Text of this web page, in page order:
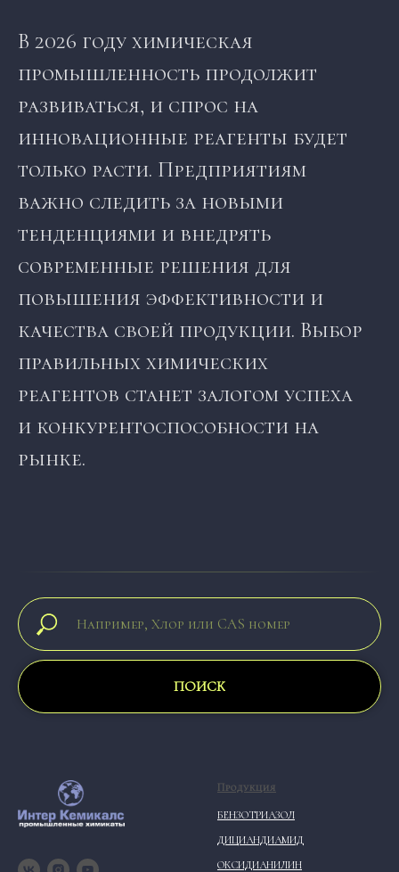
В 2026 году химическая
промышленность продолжит
развиваться, и спрос на
инновационные реагенты будет
только расти. Предприятиям
важно следить за новыми
тенденциями и внедрять
современные решения для
повышения эффективности и
качества своей продукции. Выбор
правильных химических
реагентов станет залогом успеха
и конкурентоспособности на
рынке.
ПОИСК
Продукция
БЕНЗОТРИАЗОЛ
ДИЦИАНДИАМИД
ОКСИДИАНИЛИН